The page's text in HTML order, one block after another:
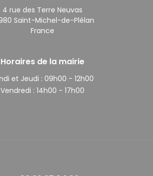
4 rue des Terre Neuvas
Saint-Michel-de-Plélan
France
Horaires de la mairie
et Jeudi : 09h00 - 12h00
Vendredi : 14h00 - 17h00